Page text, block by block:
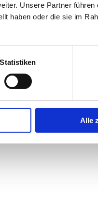
Unsere Partner führen
haben oder die sie im
Statistiken
Alle
2016